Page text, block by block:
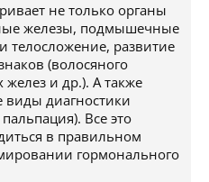
не только органы
железы, подмышечные
телосложение, развитие
(волосяного
и др.). А также
виды диагностики
Все это
в правильном
гормонального